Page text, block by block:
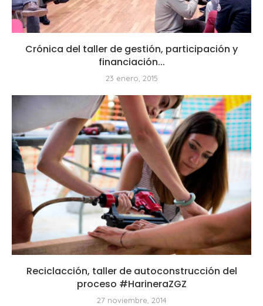
Crónica del taller de gestión, participación y
financiación...
23 enero, 2015
Reciclacción, taller de autoconstrucción del
proceso #HarineraZGZ
27 noviembre, 2014